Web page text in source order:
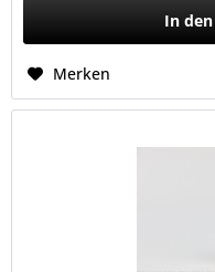
In den
Merken